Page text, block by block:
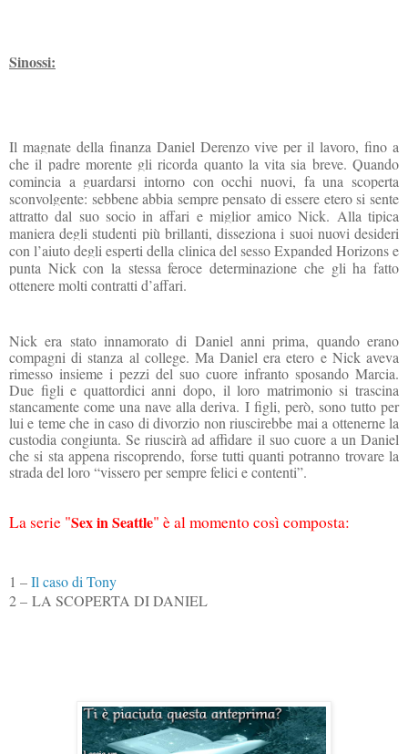
Sinossi:
Il magnate della finanza Daniel Derenzo vive per il lavoro, fino a
che il padre morente gli ricorda quanto la vita sia breve. Quando
comincia a guardarsi intorno con occhi nuovi, fa una scoperta
sconvolgente: sebbene abbia sempre pensato di essere etero si sente
attratto dal suo socio in affari e miglior amico Nick. Alla tipica
maniera degli studenti più brillanti, disseziona i suoi nuovi desideri
con l’aiuto degli esperti della clinica del sesso Expanded Horizons e
punta Nick con la stessa feroce determinazione che gli ha fatto
ottenere molti contratti d’affari.
Nick era stato innamorato di Daniel anni prima, quando erano
compagni di stanza al college. Ma Daniel era etero e Nick aveva
rimesso insieme i pezzi del suo cuore infranto sposando Marcia.
Due figli e quattordici anni dopo, il loro matrimonio si trascina
stancamente come una nave alla deriva. I figli, però, sono tutto per
lui e teme che in caso di divorzio non riuscirebbe mai a ottenerne la
custodia congiunta. Se riuscirà ad affidare il suo cuore a un Daniel
che si sta appena riscoprendo, forse tutti quanti potranno trovare la
strada del loro “vissero per sempre felici e contenti”.
La serie "Sex in Seattle" è al momento così composta:
1 –Il caso di Tony
2 – LA SCOPERTA DI DANIEL